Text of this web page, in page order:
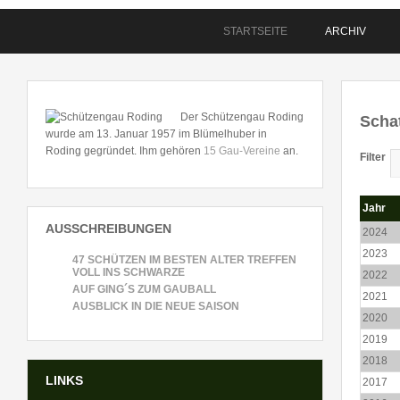
STARTSEITE ARCHIV
Filter
Jahr
2024
2023
2022
2021
2020
2019
2018
2017
Der Schützengau Roding
wurde am 13. Januar 1957 im Blümelhuber in
Roding gegründet. Ihm gehören 15 Gau-Vereine an.
AUSSCHREIBUNGEN
47 SCHÜTZEN IM BESTEN ALTER TREFFEN
VOLL INS SCHWARZE
AUF GING´S ZUM GAUBALL
AUSBLICK IN DIE NEUE SAISON
LINKS